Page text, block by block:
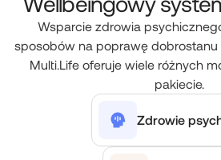
Wsparcie zdrowia
sposobów na poprawę
Multi.Life oferuje wiele różnych
pakiecie.
Zdrowie